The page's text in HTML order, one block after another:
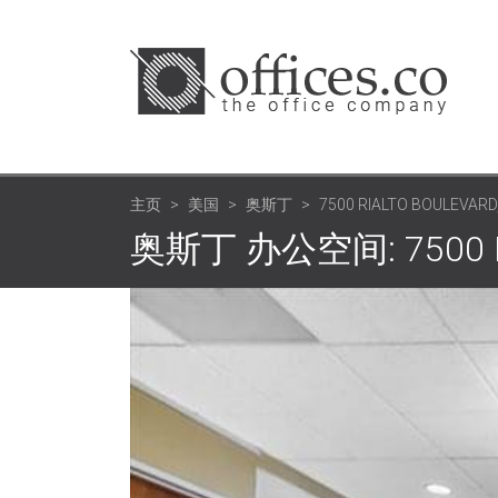
主页 美国 奥斯丁 7500 RIALTO
奥斯丁 办公空间: 7500